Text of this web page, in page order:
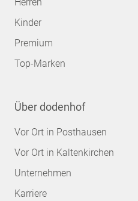
Kinder
Premium
Top-Marken
Über dodenhof
Vor Ort in Posthausen
Vor Ort in Kaltenkirchen
Unternehmen
Karriere